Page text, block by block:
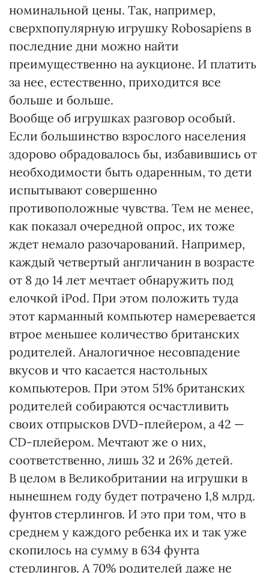
номинальной цены. Так, например,
сверхпопулярную игрушку Robosapiens в
последние дни можно найти
преимущественно на аукционе. И платить
за нее, естественно, приходится все
больше и больше.
Вообще об игрушках разговор особый.
Если большинство взрослого населения
здорово обрадовалось бы, избавившись от
необходимости быть одаренным, то дети
испытывают совершенно
противоположные чувства. Тем не менее,
как показал очередной опрос, их тоже
ждет немало разочарований. Например,
каждый четвертый англичанин в возрасте
от 8 до 14 лет мечтает обнаружить под
елочкой iPod. При этом положить туда
этот карманный компьютер намеревается
втрое меньшее количество британских
родителей. Аналогичное несовпадение
вкусов и что касается настольных
компьютеров. При этом 51% британских
родителей собираются осчастливить
своих отпрысков DVD-плейером, а 42 —
CD-плейером. Мечтают же о них,
соответственно, лишь 32 и 26% детей.
В целом в Великобритании на игрушки в
нынешнем году будет потрачено 1,8 млрд.
фунтов стерлингов. И это при том, что в
среднем у каждого ребенка их и так уже
скопилось на сумму в 634 фунта
стерлингов. А 70% родителей даже не